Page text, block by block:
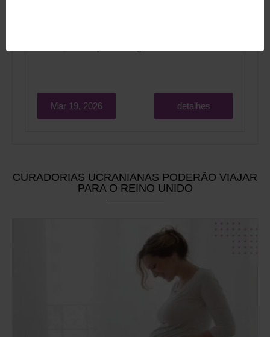
Mar 19, 2026 detalhes
СURADORIAS UCRANIANAS PODERÃO VIAJAR
PARA O REINO UNIDO